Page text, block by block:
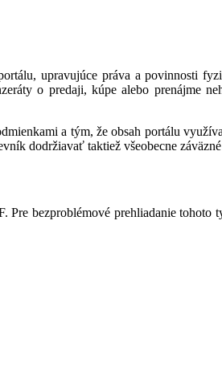
upravujúce práva a povinnosti
o predaji, kúpe alebo prenájme
a tým, že obsah portálu
dodržiavať taktiež všeobecne
bezproblémové prehliadanie